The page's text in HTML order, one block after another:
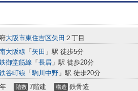
大阪市東住吉区矢田 ２丁目
大阪線 「 矢田 」駅 徒歩5分
御堂筋線 「 長居 」駅 徒歩20分
谷町線 「駒川中野 」駅 徒歩20分
階数 7階建 構造 鉄骨造